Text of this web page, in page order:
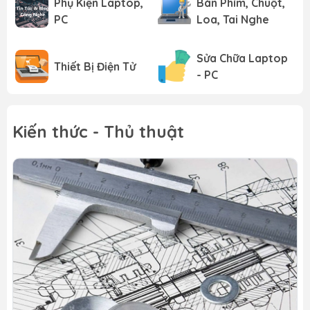
năng khác của Office 2007 đều...
Phụ Kiện Laptop,
PC
Bàn Phím, Chuột,
Loa, Tai Nghe
Thiết Bị Điện Tử
Sửa Chữa Laptop
- PC
Kiến thức - Thủ thuật